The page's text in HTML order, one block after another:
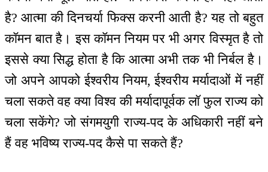
है? आत्मा की दिनचर्या फिक्स करनी आती है? यह तो बहुत
कॉमन बात है। इस कॉमन नियम पर भी अगर विस्मृत है तो
इससे क्या सिद्ध होता है कि आत्मा अभी तक भी निर्बल है।
जो अपने आपको ईश्वरीय नियम, ईश्वरीय मर्यादाओं में नहीं
चला सकते वह क्या विश्व की मर्यादापूर्वक लॉ फुल राज्य को
चला सकेंगे? जो संगमयुगी राज्य-पद के अधिकारी नहीं बने
हैं वह भविष्य राज्य-पद कैसे पा सकते हैं?